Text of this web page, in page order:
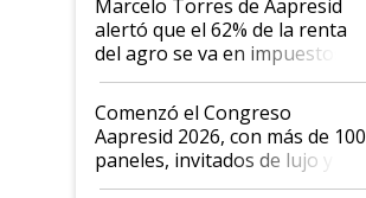
Marcelo Torres de Aapresid
alertó que el 62% de la renta
del agro se va en impuestos:
"No es bueno que en
Argentina se sigan discutiendo
las mismas cosas de hace 50
años"
Comenzó el Congreso
Aapresid 2026, con más de 100
paneles, invitados de lujo y
todas las tendencias